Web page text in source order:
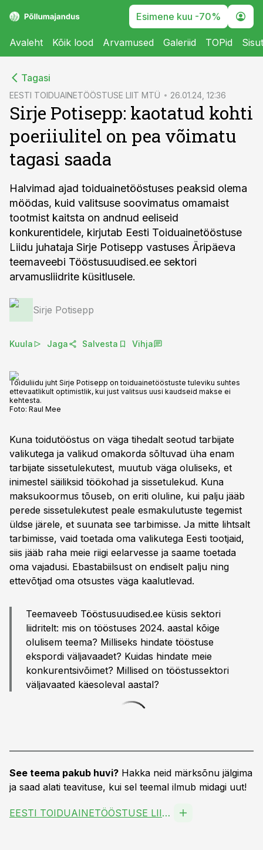
Esimene kuu -70%
Avaleht Kõik lood Arvamused Galeriid TOPid
Tagasi
EESTI TOIDUAINETÖÖSTUSE LIIT MTÜ 26.01.24, 12:36
Sirje Potisepp: kaotatud kohti
poeriiulitel on pea võimatu
tagasi saada
Halvimad ajad toiduainetööstuses peaksid olema
möödas, kuid valitsuse soovimatus omamaist
tootmist kaitsta on andnud eeliseid
konkurentidele, kirjutab Eesti Toiduainetööstuse
Liidu juhataja Sirje Potisepp vastuses Äripäeva
teemaveebi Tööstusuudised.ee sektori
arvamusliidrite küsitlusele.
Sirje Potisepp
Kuula Jaga Salvesta Vihja
Toiduliidu juht Sirje Potisepp on toiduainetööstuste tuleviku suhtes
ettevaatlikult optimistlik, kui just valitsus uusi kaudseid makse ei
kehtesta.
Foto: Raul Mee
Kuna toidutööstus on väga tihedalt seotud tarbijate
valikutega ja valikud omakorda sõltuvad üha enam
tarbijate sissetulekutest, muutub väga oluliseks, et
inimestel säiliksid töökohad ja sissetulekud. Kuna
maksukoormus tõuseb, on eriti oluline, kui palju jääb
perede sissetulekutest peale esmakulutuste tegemist
üldse järele, et suunata see tarbimisse. Ja mitte lihtsalt
tarbimisse, vaid toetada oma valikutega Eesti tootjaid,
siis jääb raha meie riigi eelarvesse ja saame toetada
oma vajadusi. Ebastabiilsust on endiselt palju ning
ettevõtjad oma otsustes väga kaalutlevad.
Teemaveeb Tööstusuudised.ee küsis sektori
liidritelt: mis on tööstuses 2024. aastal kõige
olulisem teema? Milliseks hindate tööstuse
ekspordi väljavaadet? Kuidas hindate meie
konkurentsivõimet? Millised on tööstussektori
väljavaated käesoleval aastal?
See teema pakub huvi? Hakka neid märksõnu jälgima
ja saad alati teavituse, kui sel teemal ilmub midagi uut!
EESTI TOIDUAINETÖÖSTUSE LIIT MTÜ